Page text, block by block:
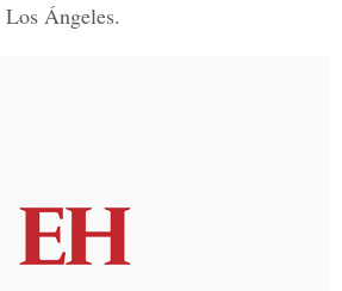
Ángeles.